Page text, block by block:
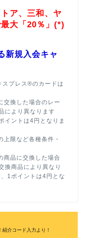
ア、三和、ヤ
大「20％」(*)
新規入会キャ
プレス®のカードは
交換した場合のレー
により異なります
イントは4円となりま
限など各種条件・
商品に交換した場合
換商品により異なり
1ポイントは4円とな
介コード入力より！